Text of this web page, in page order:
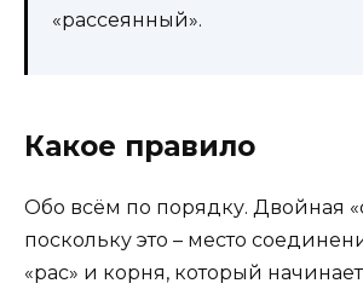
«рассеянный».
Какое правило
Обо всём по порядку. Двойная
поскольку это – место
«рас» и корня, который